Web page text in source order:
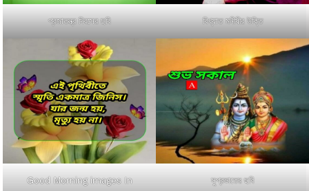
প্রজাতন্ত্র দিবসের ছবি বিখ্যাত মনীষীর উক্তি
Good Morning images In
সুপ্রভাতের ছবি